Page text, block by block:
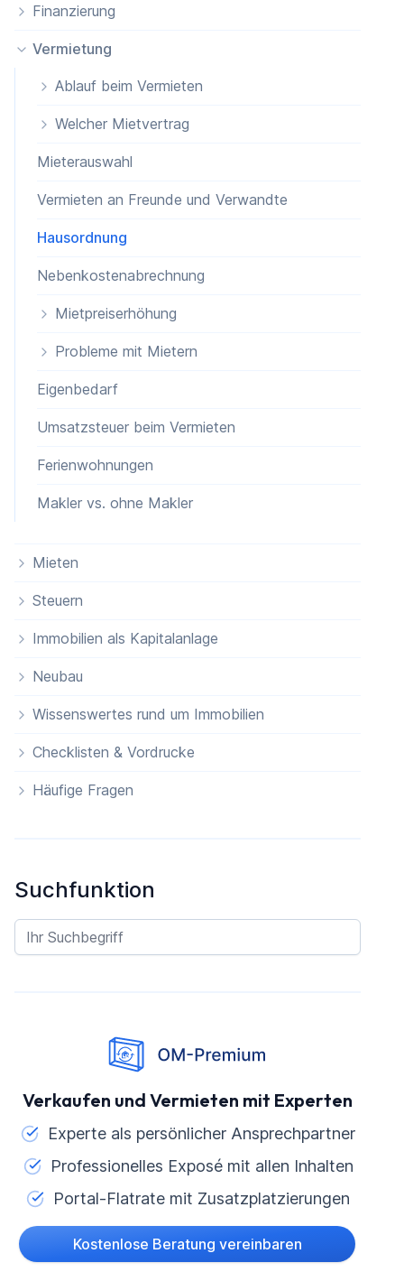
Finanzierung
Vermietung
Ablauf beim Vermieten
Welcher Mietvertrag
Mieterauswahl
Vermieten an Freunde und Verwandte
Hausordnung
Nebenkostenabrechnung
Mietpreiserhöhung
Probleme mit Mietern
Eigenbedarf
Umsatzsteuer beim Vermieten
Ferienwohnungen
Makler vs. ohne Makler
Mieten
Steuern
Immobilien als Kapitalanlage
Neubau
Wissenswertes rund um Immobilien
Checklisten & Vordrucke
Häufige Fragen
Suchfunktion
Verkaufen und Vermieten mit Experten
Experte als persönlicher Ansprechpartner
Professionelles Exposé mit allen Inhalten
Portal-Flatrate mit Zusatzplatzierungen
Kostenlose Beratung vereinbaren